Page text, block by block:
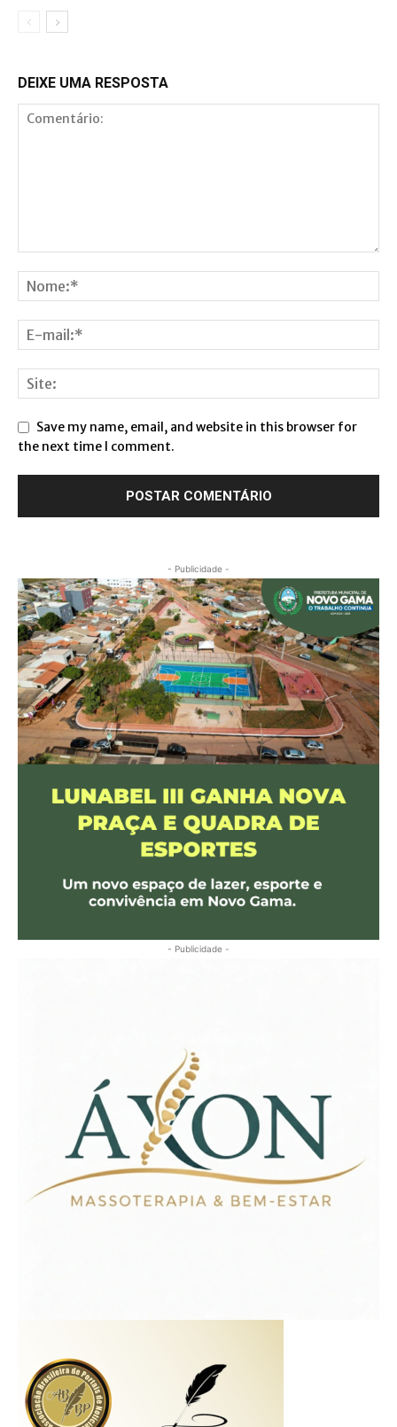
DEIXE UMA RESPOSTA
Save my name, email, and website in this browser for
the next time I comment.
- Publicidade -
- Publicidade -